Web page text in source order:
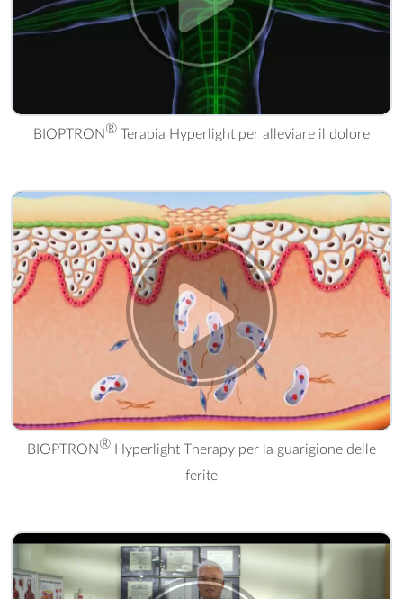
® Terapia Hyperlight per alleviare il dolore" />
BIOPTRON® Terapia Hyperlight per alleviare il dolore
® Hyperlight Therapy per la guarigione delle ferite" />
BIOPTRON® Hyperlight Therapy per la guarigione delle
ferite